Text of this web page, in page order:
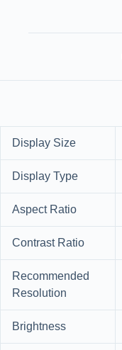
Display Size
Display Type
Aspect Ratio
Contrast Ratio
Recommended
Resolution
Brightness